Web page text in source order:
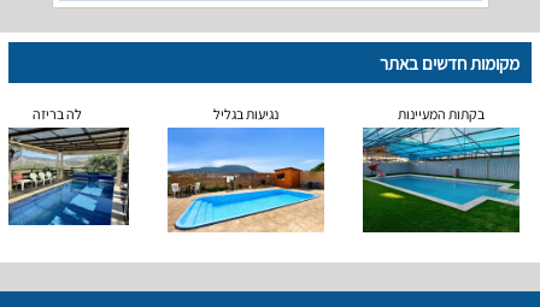
מקומות חדשים באתר
בקתות המעיינות נגיעות בגליל לה בריזה